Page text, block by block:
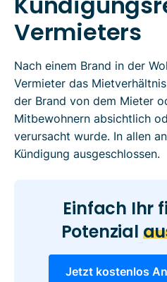
Vermieters
Nach einem Brand in der
Vermieter das
der Brand von dem Mieter
Mitbewohnern absichtlich
verursacht wurde. In allen
Kündigung ausgeschlossen.
Einfach Ihr
Potenzial
Jetzt kostenlos